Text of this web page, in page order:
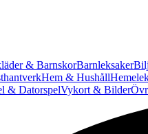
& BarnskorBarnleksaker
Hem & Hushåll
& DatorspelVykort & Bilder